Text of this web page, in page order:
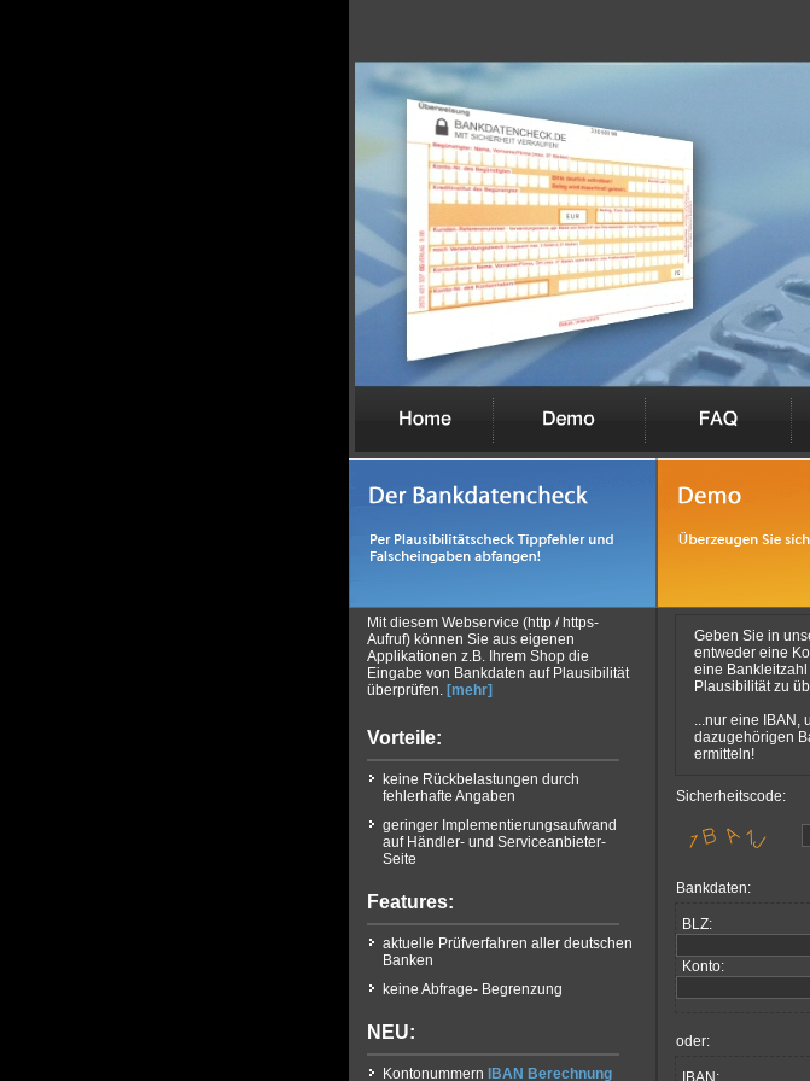
Mit diesem Webservice (http / https-
Aufruf) können Sie aus eigenen
Applikationen z.B. Ihrem Shop die
Eingabe von Bankdaten auf Plausibilität
überprüfen. [mehr]
Vorteile:
keine Rückbelastungen durch
fehlerhafte Angaben
geringer Implementierungsaufwand
auf Händler- und Serviceanbieter-
Seite
Features:
aktuelle Prüfverfahren aller deutschen
Banken
keine Abfrage- Begrenzung
NEU:
Kontonummern IBAN Berechnung
Geben Sie in
entweder eine
eine
Plausibilität zu
...nur eine IBAN,
dazugehörigen
ermitteln!
Sicherheitscode:
Bankdaten:
BLZ:
Konto:
oder:
IBAN: